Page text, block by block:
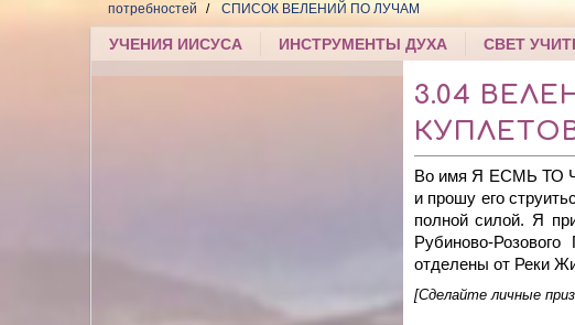
потребностей
СПИСОК ВЕЛЕНИЙ ПО ЛУЧАМ
УЧЕНИЯ ИИСУСА ИНСТРУМЕНТЫ ДУХА СВЕТ
3.04
Во имя Я ЕСМЬ ТО
и прошу его
полной силой. Я
Рубиново-
отделены от Реки
[Сделайте личные